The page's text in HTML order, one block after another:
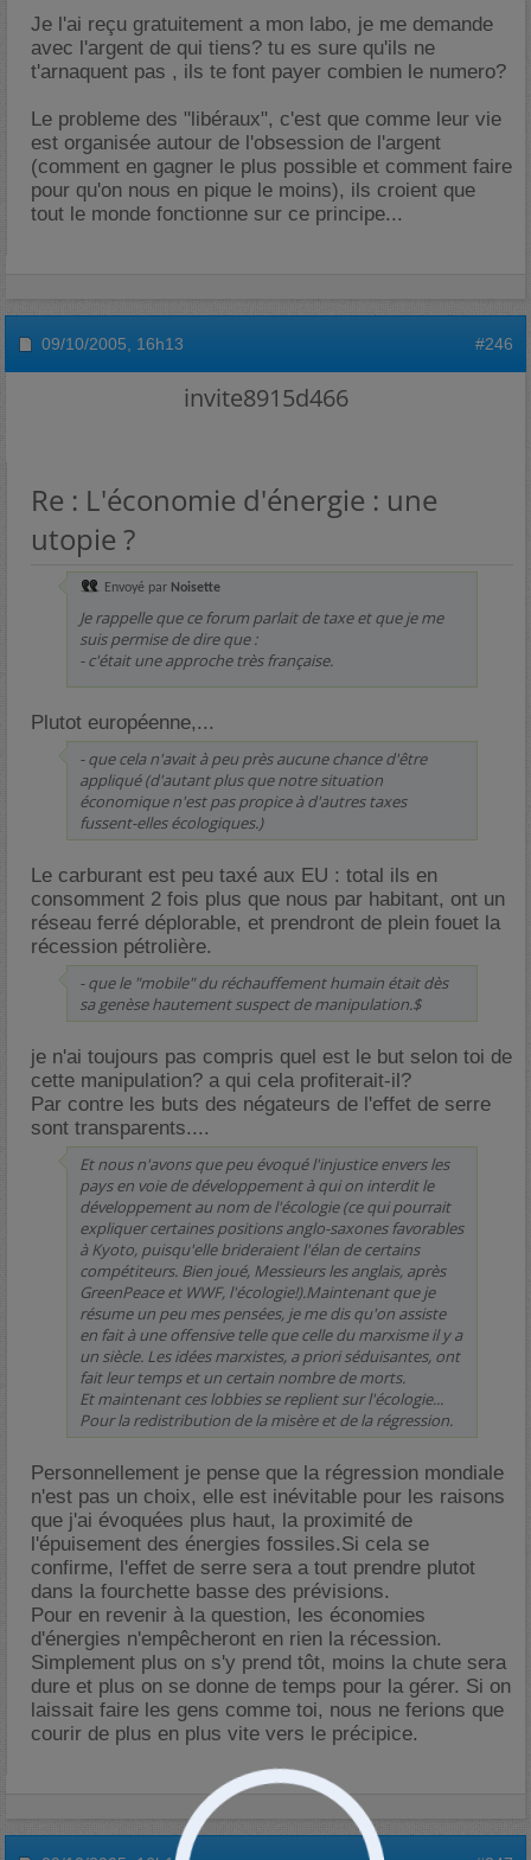
Je l'ai reçu gratuitement a mon labo, je me demande
avec l'argent de qui tiens? tu es sure qu'ils ne
t'arnaquent pas , ils te font payer combien le numero?
Le probleme des "libéraux", c'est que comme leur vie
est organisée autour de l'obsession de l'argent
(comment en gagner le plus possible et comment faire
pour qu'on nous en pique le moins), ils croient que
tout le monde fonctionne sur ce principe...
09/10/2005, 16h13 #246
invite8915d466
Re : L'économie d'énergie : une
utopie ?
Envoyé par Noisette
Je rappelle que ce forum parlait de taxe et que je me
suis permise de dire que :
- c'était une approche très française.
Plutot européenne,...
- que cela n'avait à peu près aucune chance d'être
appliqué (d'autant plus que notre situation
économique n'est pas propice à d'autres taxes
fussent-elles écologiques.)
Le carburant est peu taxé aux EU : total ils en
consomment 2 fois plus que nous par habitant, ont un
réseau ferré déplorable, et prendront de plein fouet la
récession pétrolière.
- que le "mobile" du réchauffement humain était dès
sa genèse hautement suspect de manipulation.$
je n'ai toujours pas compris quel est le but selon toi de
cette manipulation? a qui cela profiterait-il?
Par contre les buts des négateurs de l'effet de serre
sont transparents....
Et nous n'avons que peu évoqué l'injustice envers les
pays en voie de développement à qui on interdit le
développement au nom de l'écologie (ce qui pourrait
expliquer certaines positions anglo-saxones favorables
à Kyoto, puisqu'elle brideraient l'élan de certains
compétiteurs. Bien joué, Messieurs les anglais, après
GreenPeace et WWF, l'écologie!).Maintenant que je
résume un peu mes pensées, je me dis qu'on assiste
en fait à une offensive telle que celle du marxisme il y a
un siècle. Les idées marxistes, a priori séduisantes, ont
fait leur temps et un certain nombre de morts.
Et maintenant ces lobbies se replient sur l'écologie...
Pour la redistribution de la misère et de la régression.
Personnellement je pense que la régression mondiale
n'est pas un choix, elle est inévitable pour les raisons
que j'ai évoquées plus haut, la proximité de
l'épuisement des énergies fossiles.Si cela se
confirme, l'effet de serre sera a tout prendre plutot
dans la fourchette basse des prévisions.
Pour en revenir à la question, les économies
d'énergies n'empêcheront en rien la récession.
Simplement plus on s'y prend tôt, moins la chute sera
dure et plus on se donne de temps pour la gérer. Si on
laissait faire les gens comme toi, nous ne ferions que
courir de plus en plus vite vers le précipice.